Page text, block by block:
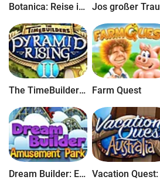
Botanica: Reise ins Unbekannte Sammleredition
The TimeBuilders: Pyramid Rising 2 Farm Quest
Dream Builder: Erlebnispark